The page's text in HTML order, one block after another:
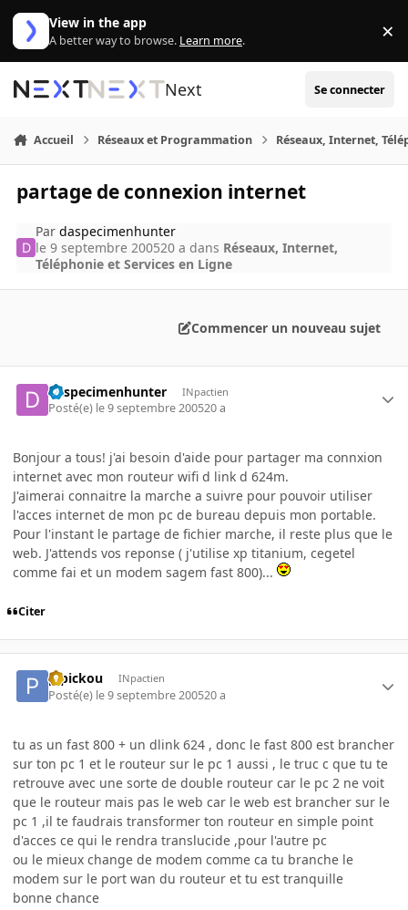
Aller au contenu
View in the app
A better way to browse. Learn more. ×
Next Se connecter
Accueil Réseaux et Programmation Réseaux, Internet,
partage de connexion internet
Pardaspecimenhunter
le 9 septembre 200520 a dans Réseaux, Internet,
Téléphonie et Services en Ligne
Commencer un nouveau sujet
daspecimenhunter INpactien
Posté(e) le 9 septembre 200520 a
Bonjour a tous! j'ai besoin d'aide pour partager ma connxion
internet avec mon routeur wifi d link d 624m.
J'aimerai connaitre la marche a suivre pour pouvoir utiliser
l'acces internet de mon pc de bureau depuis mon portable.
Pour l'instant le partage de fichier marche, il reste plus que le
web. J'attends vos reponse ( j'utilise xp titanium, cegetel
comme fai et un modem sagem fast 800)...
Citer
pipickou INpactien
Posté(e) le 9 septembre 200520 a
tu as un fast 800 + un dlink 624 , donc le fast 800 est brancher
sur ton pc 1 et le routeur sur le pc 1 aussi , le truc c que tu te
retrouve avec une sorte de double routeur car le pc 2 ne voit
que le routeur mais pas le web car le web est brancher sur le
pc 1 ,il te faudrais transformer ton routeur en simple point
d'acces ce qui le rendra translucide ,pour l'autre pc
ou le mieux change de modem comme ca tu branche le
modem sur le port wan du routeur et tu est tranquille
bonne chance